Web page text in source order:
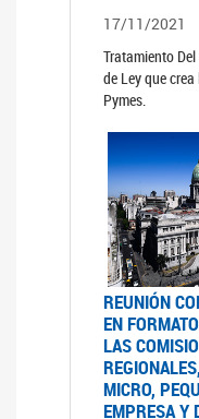
17/11/2021
Tratamiento
de Ley que
Pymes.
REUNIÓN
EN
LAS
MICRO,
EMPRESA Y